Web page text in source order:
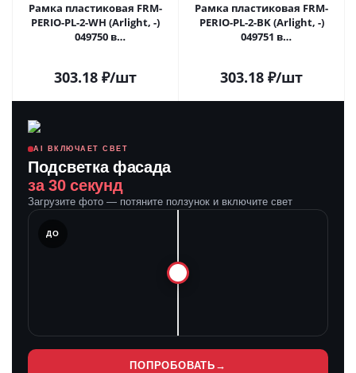
Рамка пластиковая FRM-
PERIO-PL-2-WH (Arlight, -)
049750 в
303.18 ₽/шт
Рамка пластиковая FRM-
PERIO-PL-2-BK (Arlight, -)
049751 в
303.18 ₽/шт
AI ВКЛЮЧАЕТ СВЕТ
Подсветка фасада
за 30 секунд
Загрузите фото — потяните ползунок и включите свет
ДО
ПОПРОБОВАТЬ →